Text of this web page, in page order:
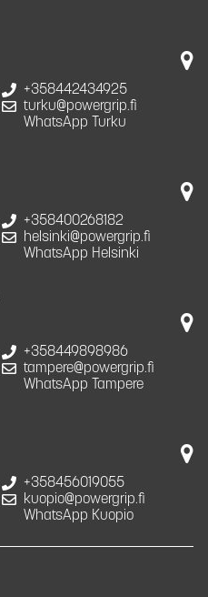
+358442434925
turku@powergrip.fi
WhatsApp Turku
+358400268182
helsinki@powergrip.fi
WhatsApp Helsinki
+358449898986
tampere@powergrip.fi
WhatsApp Tampere
+358456019055
kuopio@powergrip.fi
WhatsApp Kuopio